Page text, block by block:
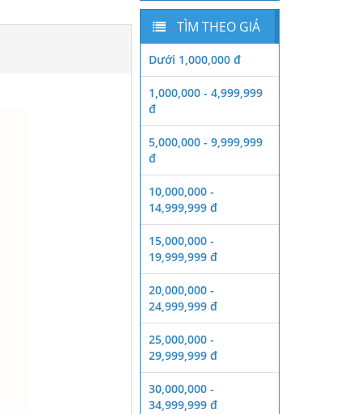
TÌM THEO GIÁ
Dưới 1,000,000 đ
1,000,000 - 4,999,999
đ
5,000,000 - 9,999,999
đ
10,000,000 -
14,999,999 đ
15,000,000 -
19,999,999 đ
20,000,000 -
24,999,999 đ
25,000,000 -
29,999,999 đ
30,000,000 -
34,999,999 đ